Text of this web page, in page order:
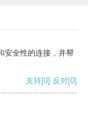
安全性的连接，并帮
支持[0] 反对[0]